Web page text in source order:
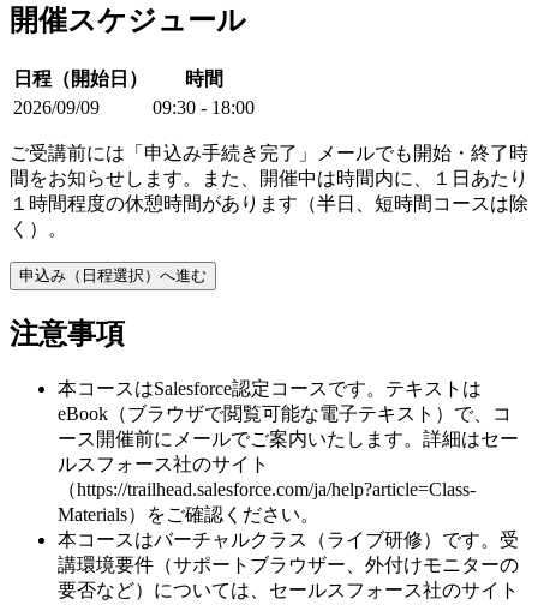
開催スケジュール
日程（開始日）
時間
2026/09/09
09:30 - 18:00
ご受講前には「申込み手続き完了」メールでも開始・終了時
間をお知らせします。また、開催中は時間内に、１日あたり
１時間程度の休憩時間があります（半日、短時間コースは除
く）。
申込み（日程選択）へ進む
注意事項
本コースはSalesforce認定コースです。テキストは
eBook（ブラウザで閲覧可能な電子テキスト）で、コ
ース開催前にメールでご案内いたします。詳細はセー
ルスフォース社のサイト
（https://trailhead.salesforce.com/ja/help?article=Class-
Materials）をご確認ください。
本コースはバーチャルクラス（ライブ研修）です。受
講環境要件（サポートブラウザー、外付けモニターの
要否など）については、セールスフォース社のサイト